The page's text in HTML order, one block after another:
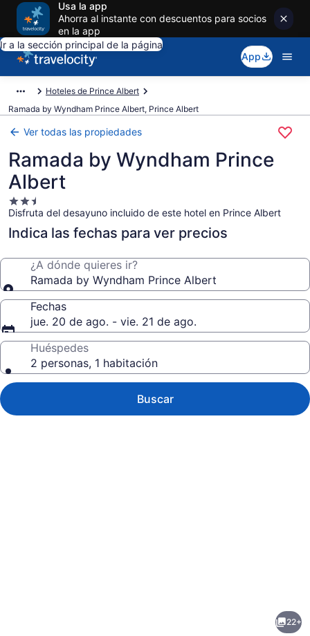
Usa la app
Ahorra al instante con descuentos para socios
en la app
Ir a la sección principal de la página
App
Hoteles de Prince Albert
Ramada by Wyndham Prince Albert, Prince Albert
Ver todas las propiedades
Ramada by Wyndham Prince
Albert
Propiedad
de
2.5
Disfruta del desayuno incluido de este hotel en Prince Albert
Indica las fechas para ver precios
¿A dónde quieres ir?
Ramada by Wyndham Prince Albert
Fechas
jue. 20 de ago. - vie. 21 de ago.
Huéspedes
2 personas, 1 habitación
Buscar
22+